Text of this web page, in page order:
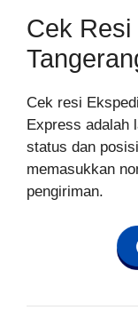
Cek
Cek resi
Express adalah
status dan
memasukkan
pengiriman.